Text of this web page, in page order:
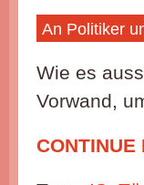
An Politiker
Wie es
Vorwand,
CONTINUE